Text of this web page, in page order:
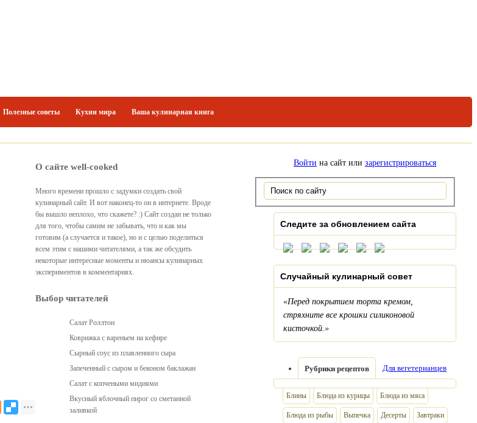
Полезные советы Кухни мира Ваша кулинарная книга
Войти на сайт или зарегистрироваться
Следите за обновлением сайта
Случайный кулинарный совет
«Перед покрытием торта кремом,
стряхните все крошки силиконовой
кисточкой.»
Рубрики рецептов Для вегетерианцев
Блины Блюда из курицы Блюда из мяса
Блюда из рыбы Выпечка Десерты Завтраки
О сайте well-cooked
Много времени прошло с задумки создать свой
кулинарный сайт. И вот наконец-то он в интернете. Вроде
бы вышло неплохо, что скажете? :) Сайт создан не только
для того, чтобы самим не забывать, что и как мы
готовим (а случается и такое), но и с целью поделиться
всем этим с нашими читателями, а так же обсудить
некоторые интересные моменты и нюансы кулинарных
экспериментов в комментариях.
Выбор читателей
Салат Роллтон
Коврижка с вареньем на кефире
Сырный соус из плавленного сыра
Запеченный с сыром и беконом баклажан
Салат с копчеными мидиями
Вкусный яблочный пирог со сметанной
заливкой